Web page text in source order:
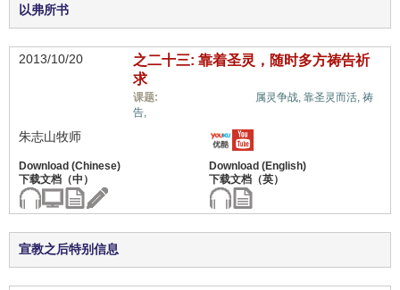
以弗所书
2013/10/20
之二十三: 靠着圣灵，随时多方祷告祈
求
课题: 属灵争战, 靠圣灵而活, 祷
告,
朱志山牧师
宣教之后特别信息